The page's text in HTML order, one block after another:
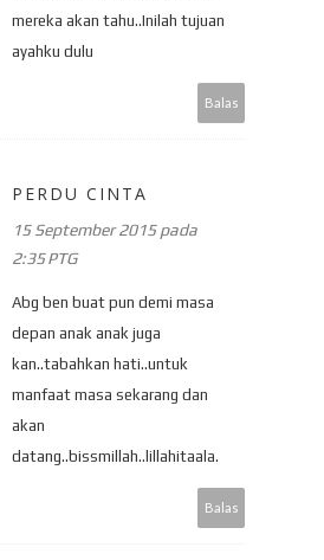
mereka akan tahu..Inilah tujuan
ayahku dulu
Balas
PERDU CINTA
15 September 2015 pada
2:35 PTG
Abg ben buat pun demi masa
depan anak anak juga
kan..tabahkan hati..untuk
manfaat masa sekarang dan
akan
datang..bissmillah..lillahitaala.
Balas